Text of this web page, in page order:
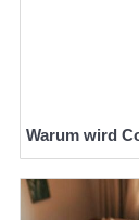
Warum wird